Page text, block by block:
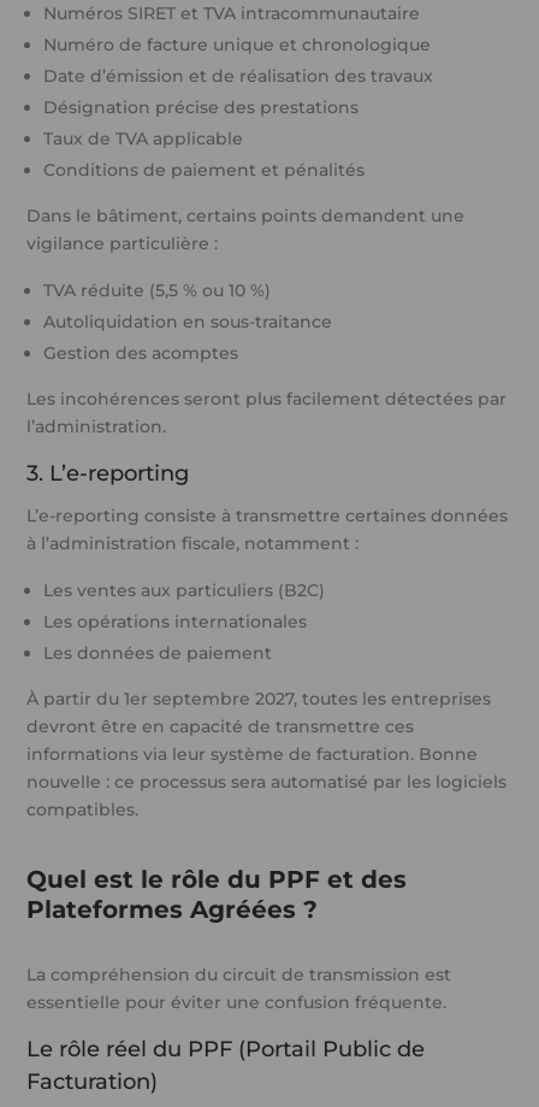
Numéros SIRET et TVA intracommunautaire
Numéro de facture unique et chronologique
Date d’émission et de réalisation des travaux
Désignation précise des prestations
Taux de TVA applicable
Conditions de paiement et pénalités
Dans le bâtiment, certains points demandent une
vigilance particulière :
TVA réduite (5,5 % ou 10 %)
Autoliquidation en sous-traitance
Gestion des acomptes
Les incohérences seront plus facilement détectées par
l’administration.
3. L’e-reporting
L’e-reporting consiste à transmettre certaines données
à l’administration fiscale, notamment :
Les ventes aux particuliers (B2C)
Les opérations internationales
Les données de paiement
À partir du 1er septembre 2027, toutes les entreprises
devront être en capacité de transmettre ces
informations via leur système de facturation. Bonne
nouvelle : ce processus sera automatisé par les logiciels
compatibles.
Quel est le rôle du PPF et des
Plateformes Agréées ?
La compréhension du circuit de transmission est
essentielle pour éviter une confusion fréquente.
Le rôle réel du PPF (Portail Public de
Facturation)